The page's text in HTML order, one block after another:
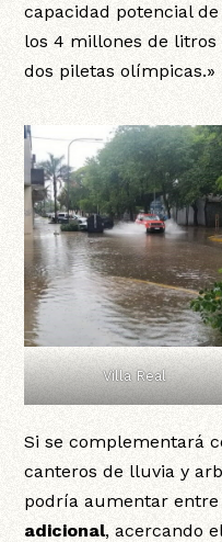
capacidad potencial
los 4 millones de litros
dos piletas
Villa Real
Si se complementará
canteros de lluvia y
podría aumentar
adicional, acercando